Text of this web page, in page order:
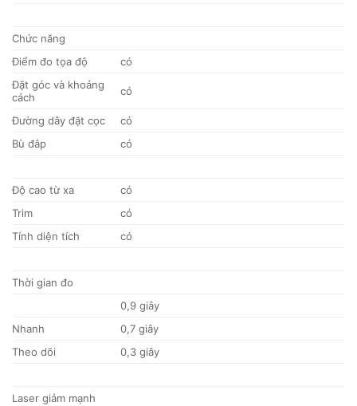
Chức năng
Điểm đo tọa độ
có
Đặt góc và khoảng
cách
có
Đường dây đặt cọc
có
Bù đắp
có
Độ cao từ xa
có
Trim
có
Tính diện tích
có
Thời gian đo
0,9 giây
Nhanh
0,7 giây
Theo dõi
0,3 giây
Laser giảm mạnh